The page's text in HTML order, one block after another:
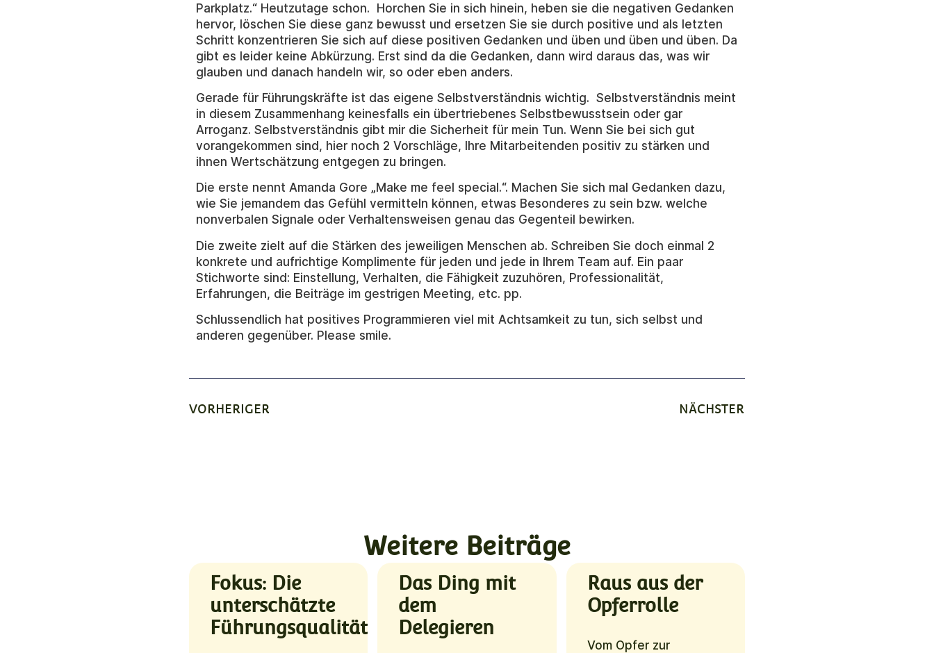
Parkplatz.“ Heutzutage schon. Horchen Sie in sich hinein, heben sie die negativen Gedanken
hervor, löschen Sie diese ganz bewusst und ersetzen Sie sie durch positive und als letzten
Schritt konzentrieren Sie sich auf diese positiven Gedanken und üben und üben und üben. Da
gibt es leider keine Abkürzung. Erst sind da die Gedanken, dann wird daraus das, was wir
glauben und danach handeln wir, so oder eben anders.
Gerade für Führungskräfte ist das eigene Selbstverständnis wichtig. Selbstverständnis meint
in diesem Zusammenhang keinesfalls ein übertriebenes Selbstbewusstsein oder gar
Arroganz. Selbstverständnis gibt mir die Sicherheit für mein Tun. Wenn Sie bei sich gut
vorangekommen sind, hier noch 2 Vorschläge, Ihre Mitarbeitenden positiv zu stärken und
ihnen Wertschätzung entgegen zu bringen.
Die erste nennt Amanda Gore „Make me feel special.“. Machen Sie sich mal Gedanken dazu,
wie Sie jemandem das Gefühl vermitteln können, etwas Besonderes zu sein bzw. welche
nonverbalen Signale oder Verhaltensweisen genau das Gegenteil bewirken.
Die zweite zielt auf die Stärken des jeweiligen Menschen ab. Schreiben Sie doch einmal 2
konkrete und aufrichtige Komplimente für jeden und jede in Ihrem Team auf. Ein paar
Stichworte sind: Einstellung, Verhalten, die Fähigkeit zuzuhören, Professionalität,
Erfahrungen, die Beiträge im gestrigen Meeting, etc. pp.
Schlussendlich hat positives Programmieren viel mit Achtsamkeit zu tun, sich selbst und
anderen gegenüber. Please smile.
VORHERIGER NÄCHSTER
Weitere Beiträge
Fokus: Die
unterschätzte
Führungsqualität
Das Ding mit
dem
Delegieren
Raus aus der
Opferrolle
Vom Opfer zur